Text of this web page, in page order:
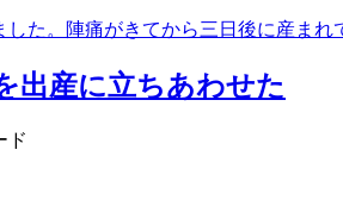
した。陣痛がきてから三日後に産ま
出産に立ちあわせた
ド